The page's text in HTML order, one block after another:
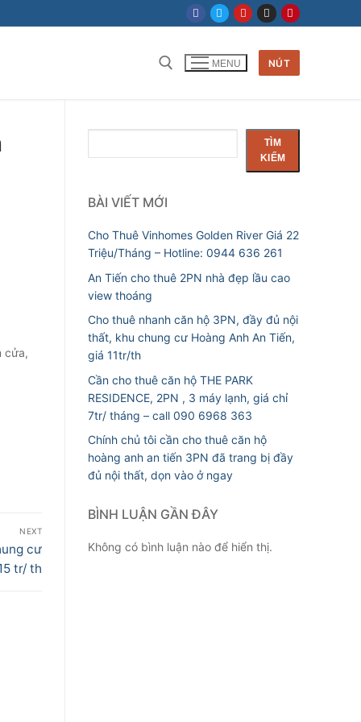
MENU NÚT
cửa,
NEXT
cư
tr/ th
kiếm
TÌM
KIẾM
BÀI VIẾT MỚI
Cho Thuê Vinhomes Golden River Giá 22
Triệu/Tháng – Hotline: 0944 636 261
An Tiến cho thuê 2PN nhà đẹp lầu cao
view thoáng
Cho thuê nhanh căn hộ 3PN, đầy đủ nội
thất, khu chung cư Hoàng Anh An Tiến,
giá 11tr/th
Cần cho thuê căn hộ THE PARK
RESIDENCE, 2PN , 3 máy lạnh, giá chỉ
7tr/ tháng – call 090 6968 363
Chính chủ tôi cần cho thuê căn hộ
hoàng anh an tiến 3PN đã trang bị đầy
đủ nội thất, dọn vào ở ngay
BÌNH LUẬN GẦN ĐÂY
Không có bình luận nào để hiển thị.